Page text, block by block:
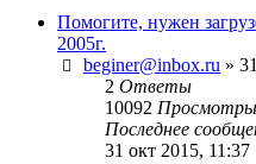
Помогите, нужен
2005г.
beginer@inbox.ru »
2 Ответы
10092 Просмотры
Последнее
31 окт 2015, 11:37